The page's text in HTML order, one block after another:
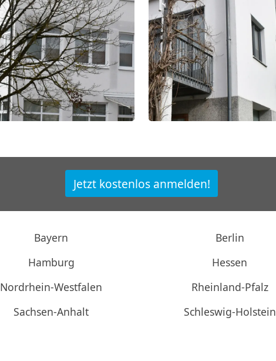
Jetzt kostenlos anmelden!
Bayern Berlin
Hamburg Hessen
Nordrhein-Westfalen Rheinland-Pfalz
Sachsen-Anhalt Schleswig-Holstein